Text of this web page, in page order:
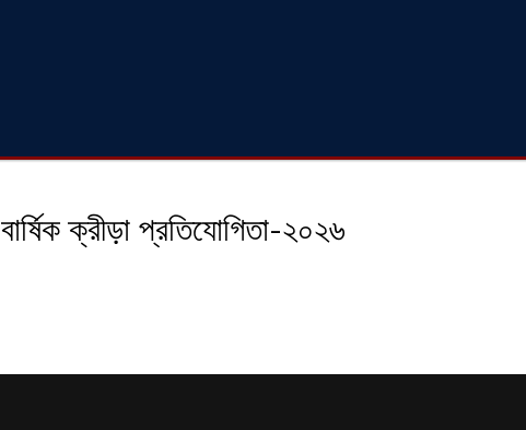
বার্ষিক ক্রীড়া প্রতিযোগিতা-২০২৬